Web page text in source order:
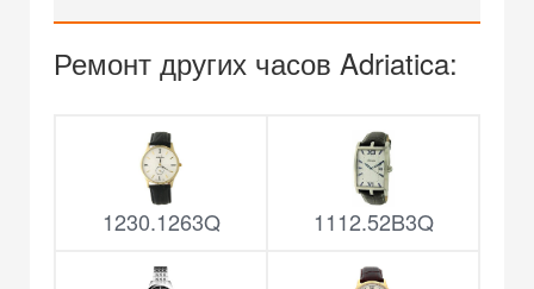
Ремонт других часов Adriatica:
1230.1263Q 1112.52B3Q